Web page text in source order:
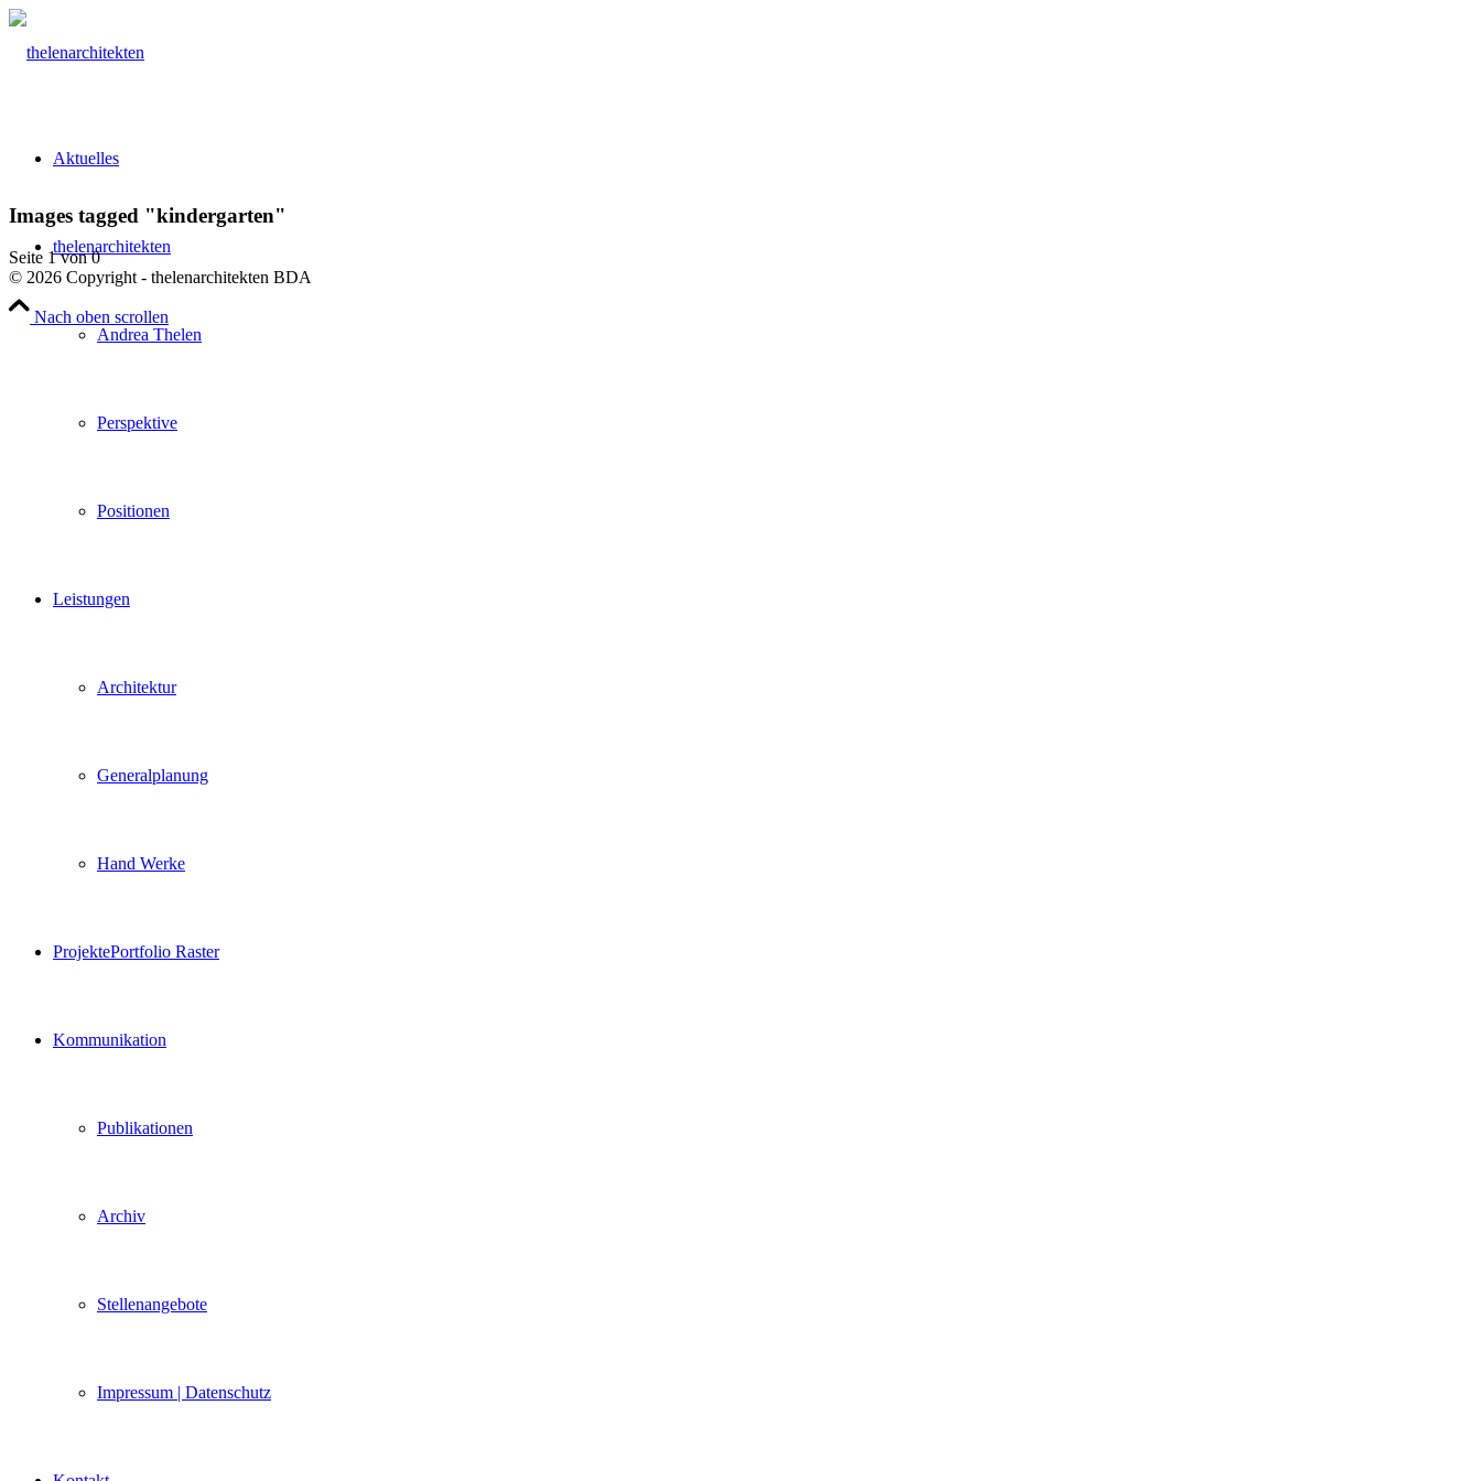
Aktuelles
thelenarchitekten
Andrea Thelen
Perspektive
Positionen
Leistungen
Architektur
Generalplanung
Hand Werke
ProjektePortfolio Raster
Kommunikation
Publikationen
Archiv
Stellenangebote
Impressum | Datenschutz
Images tagged "kindergarten"
Seite 1 von 0
© 2026 Copyright - thelenarchitekten BDA
Nach oben scrollen